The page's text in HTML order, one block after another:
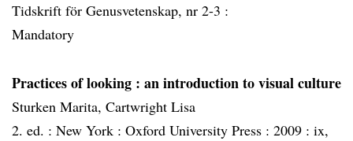
Tidskrift för Genusvetenskap, nr 2-3 :
Mandatory
Practices of looking : an introduction to visual culture
Sturken Marita, Cartwright Lisa
2. ed. : New York : Oxford University Press : 2009 : ix,